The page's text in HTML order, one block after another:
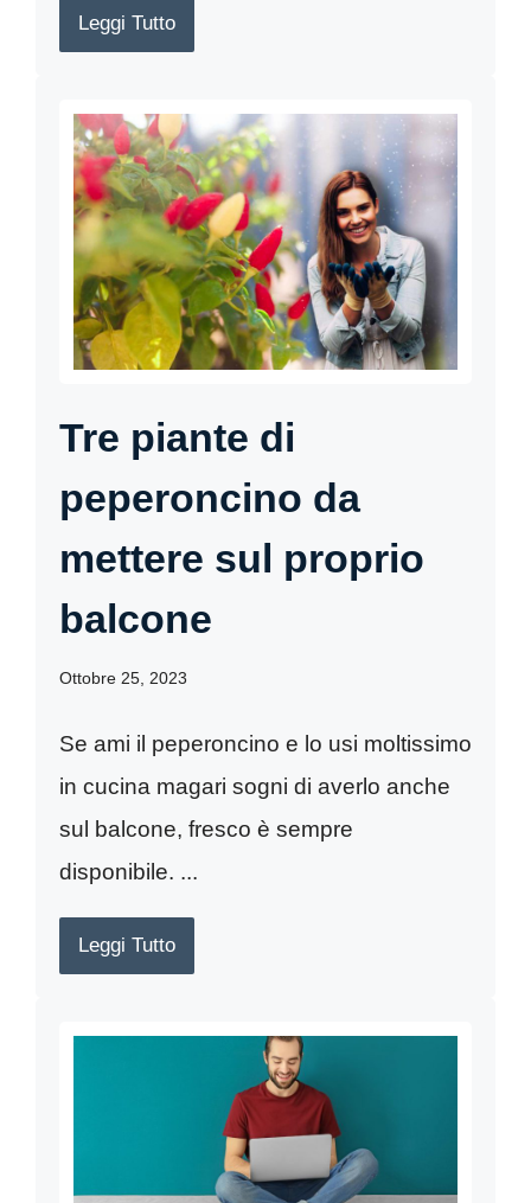
Leggi Tutto
Tre piante di
peperoncino da
mettere sul proprio
balcone
Ottobre 25, 2023
Se ami il peperoncino e lo usi moltissimo
in cucina magari sogni di averlo anche
sul balcone, fresco è sempre
disponibile. ...
Leggi Tutto